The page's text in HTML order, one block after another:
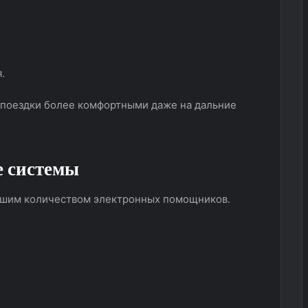
более комфортными даже на дальние
системы
количеством электронных помощников.